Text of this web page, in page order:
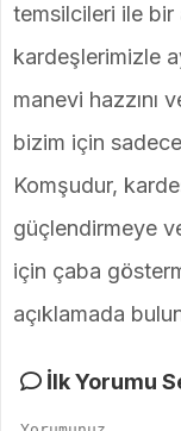
temsilcileri ile
kardeşlerimizle
manevi hazzını
bizim için
Komşudur,
güçlendirmeye
için çaba
açıklamada
İlk Yorumu